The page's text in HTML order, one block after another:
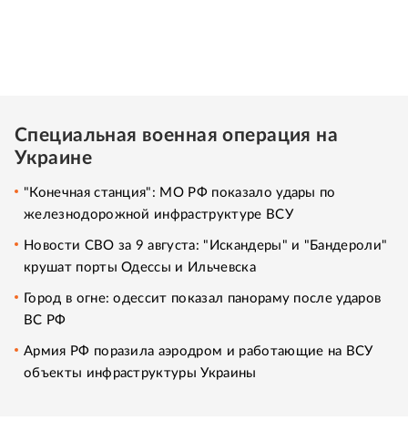
Специальная военная операция на
Украине
"Конечная станция": МО РФ показало удары по
железнодорожной инфраструктуре ВСУ
Новости СВО за 9 августа: "Искандеры" и "Бандероли"
крушат порты Одессы и Ильчевска
Город в огне: одессит показал панораму после ударов
ВС РФ
Армия РФ поразила аэродром и работающие на ВСУ
объекты инфраструктуры Украины